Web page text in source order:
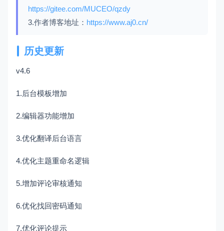
https://gitee.com/MUCEO/qzdy
3.作者博客地址： https://www.aj0.cn/
历史更新
v4.6
1.后台模板增加
2.编辑器功能增加
3.优化翻译后台语言
4.优化主题重命名逻辑
5.增加评论审核通知
6.优化找回密码通知
7.优化评论提示